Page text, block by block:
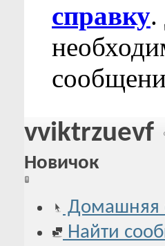
справку.
vviktrzuevf
Новичок
Домашняя
Найти